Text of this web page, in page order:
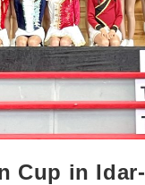
Cup in Idar-